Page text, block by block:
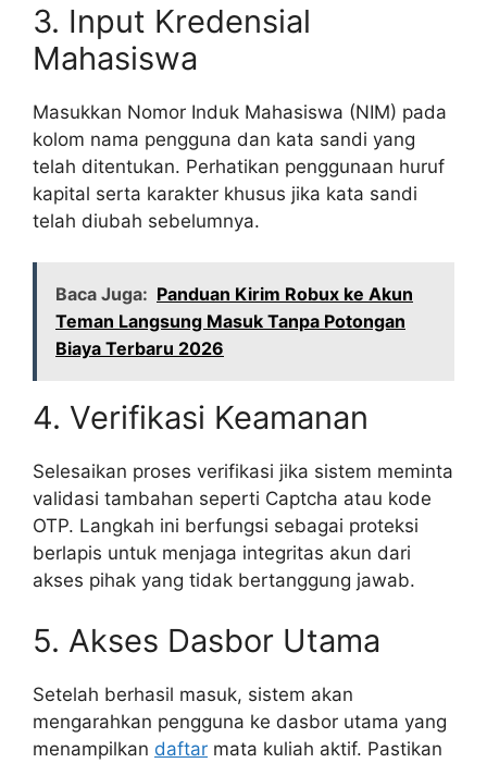
3. Input Kredensial
Mahasiswa
Masukkan Nomor Induk Mahasiswa (NIM) pada
kolom nama pengguna dan kata sandi yang
telah ditentukan. Perhatikan penggunaan huruf
kapital serta karakter khusus jika kata sandi
telah diubah sebelumnya.
Baca Juga: Panduan Kirim Robux ke Akun
Teman Langsung Masuk Tanpa Potongan
Biaya Terbaru 2026
4. Verifikasi Keamanan
Selesaikan proses verifikasi jika sistem meminta
validasi tambahan seperti Captcha atau kode
OTP. Langkah ini berfungsi sebagai proteksi
berlapis untuk menjaga integritas akun dari
akses pihak yang tidak bertanggung jawab.
5. Akses Dasbor Utama
Setelah berhasil masuk, sistem akan
mengarahkan pengguna ke dasbor utama yang
menampilkan daftar mata kuliah aktif. Pastikan